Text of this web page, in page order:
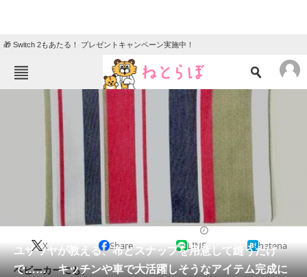
🎁 Switch 2もあたる！ プレゼントキャンペーン実施中！
ねとらぼメニュー
ニュース
クイズ
地域
教育・育児
リサーチ
会員記事
ユザワヤが教える、布とスナップを用意して縫うだけ
で…… キッチンや車で大活躍しそうなアイテム完成に
X Share LINE hatena
ベビーカーにも。